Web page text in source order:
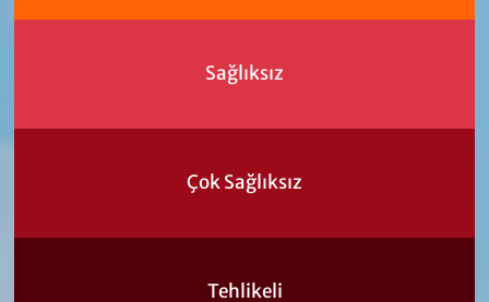
Sağlıksız
Çok Sağlıksız
Tehlikeli